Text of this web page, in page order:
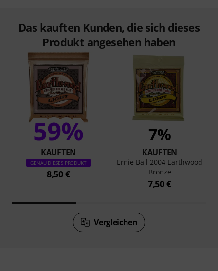
Das kauften Kunden, die sich dieses
Produkt angesehen haben
59%
KAUFTEN
GENAU DIESES PRODUKT
8,50 €
7%
KAUFTEN
Ernie Ball 2004 Earthwood
Bronze
7,50 €
Vergleichen